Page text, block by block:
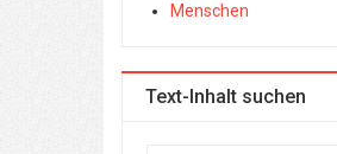
Menschen
Text-Inhalt suchen